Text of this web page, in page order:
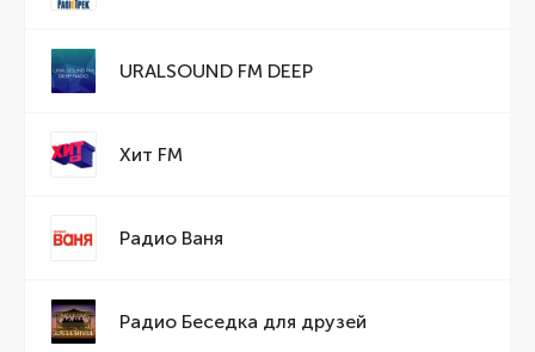
URALSOUND FM DEEP
Хит FM
Радио Ваня
Радио Беседка для друзей